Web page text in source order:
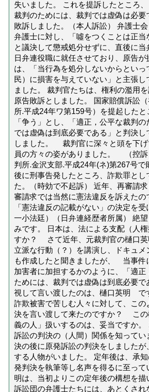
失いました。 これを提訴したところ
裁判のためには、裁判では虚偽は必要
敗訴しました。（本人訴訟） 弁護士
弁護士に対し、「噓をつくことは正当
と議決して懲戒処分せずに、直後に当
日弁連役職に就任させており、原告が
は、「当行為を処分しないからといっ
民）に損害を与えていない」と主張し
ました。 裁判官たちは、権利の濫用
原告敗訴としました。 国家賠償訴訟
所.平成24年ワ第159号）を提起した
「争う」とし、「適正，公平な裁判の
では虚偽は到底必要である」と判決し
しました。 裁判官に深々と頭を下げ
員の方々の姿がありました。 （控訴
判所.金沢支部.平成24年(ネ)第267号で
後に刑事告発したところ、詐欺罪とし
た。（時効で不起訴） 近年、再審請
審請求では当然に憲法違反を訴えたの
「憲法違反の記載がない」の決定を
一小法廷）（日弁連経歴者所属） 絶
みです。 日本は、法による支配（人
すか？ さて近年、元裁判官の樋口英
立派な行動（？）を講演し、ドキュメ
も作成したと聞きましたが、 当事件
加害者に加担するかのように、「適正
ためには、裁判では虚偽は到底必要で
視して言い渡したのは、樋口英明 で
詐欺被害で苦しむ人々に対して、この
決を言い渡して来たのですか？ この
義の人」扱いするのは、妥当ですか。
訴訟の判決の（人間）関係を知ってい
決の後に原発訴訟の判決をしましたが
する人物がいました。 定年後は、承
発判決を執筆等し名声を得るに至って
明は、当初よりこの定年後の構想を描
訴訟団の弁護士たちには、あとくされ